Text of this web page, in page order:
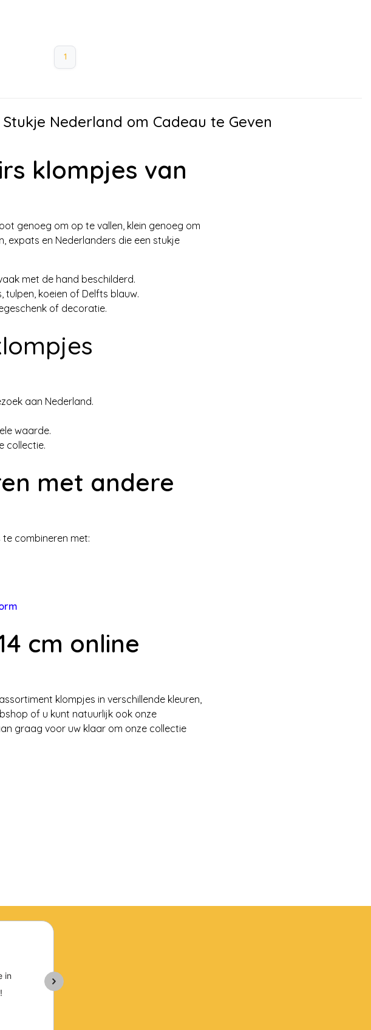
1
Nederland om Cadeau te Geven
klompjes van
genoeg om op te vallen, klein genoeg om
expats en Nederlanders die een stukje
met de hand beschilderd.
tulpen, koeien of Delfts blauw.
of decoratie.
aan Nederland.
waarde.
collectie.
met andere
combineren met:
cm online
klompjes in verschillende kleuren,
of u kunt natuurlijk ook onze
graag voor uw klaar om onze collectie